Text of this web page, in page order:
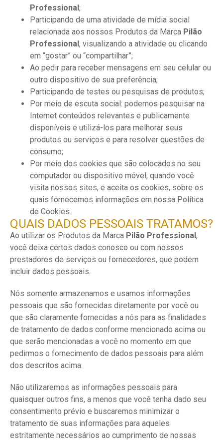
Professional;
Participando de uma atividade de mídia social
relacionada aos nossos Produtos da Marca Pilão
Professional, visualizando a atividade ou clicando
em “gostar” ou “compartilhar”;
Ao pedir para receber mensagens em seu celular ou
outro dispositivo de sua preferência;
Participando de testes ou pesquisas de produtos;
Por meio de escuta social: podemos pesquisar na
Internet conteúdos relevantes e publicamente
disponíveis e utilizá-los para melhorar seus
produtos ou serviços e para resolver questões de
consumo;
Por meio dos cookies que são colocados no seu
computador ou dispositivo móvel, quando você
visita nossos sites, e aceita os cookies, sobre os
quais fornecemos informações em nossa Política
de Cookies.
QUAIS DADOS PESSOAIS TRATAMOS?
Ao utilizar os Produtos da Marca Pilão Professional,
você deixa certos dados conosco ou com nossos
prestadores de serviços ou fornecedores, que podem
incluir dados pessoais.
Nós somente armazenamos e usamos informações
pessoais que são fornecidas diretamente por você ou
que são claramente fornecidas a nós para as finalidades
de tratamento de dados conforme mencionado acima ou
que serão mencionadas a você no momento em que
pedirmos o fornecimento de dados pessoais para além
dos descritos acima.
Não utilizaremos as informações pessoais para
quaisquer outros fins, a menos que você tenha dado seu
consentimento prévio e buscaremos minimizar o
tratamento de suas informações para aqueles
estritamente necessários ao cumprimento de nossas